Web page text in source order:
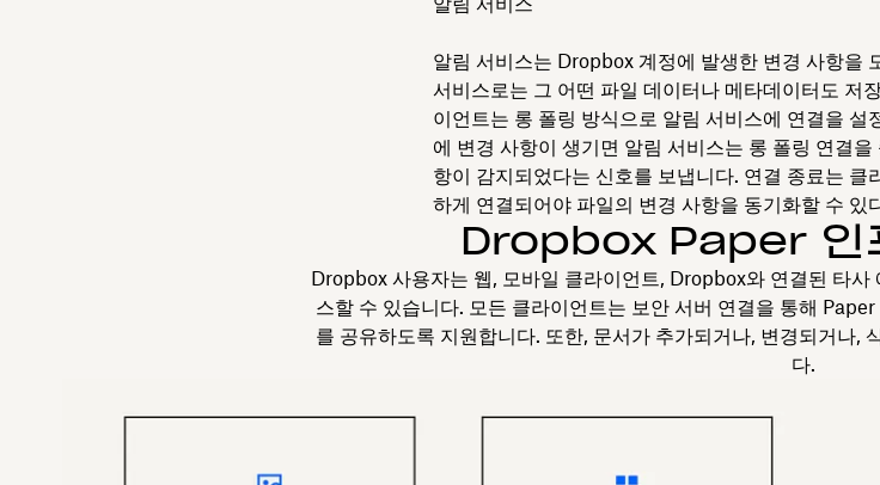
알림 서비스는 Dropbox 계정에 발생한 변경 사항을
서비스로는 그 어떤 파일 데이터나 메타데이터도 저
이언트는 롱 폴링 방식으로 알림 서비스에 연결을
에 변경 사항이 생기면 알림 서비스는 롱 폴링 연결
항이 감지되었다는 신호를 보냅니다. 연결 종료는 클
하게 연결되어야 파일의 변경 사항을 동기화할 수 있
Dropbox Paper 인
Dropbox 사용자는 웹, 모바일 클라이언트, Dropbox와 연결된 타
스할 수 있습니다. 모든 클라이언트는 보안 서버 연결을 통해
를 공유하도록 지원합니다. 또한, 문서가 추가되거나, 변경되거나,
다.